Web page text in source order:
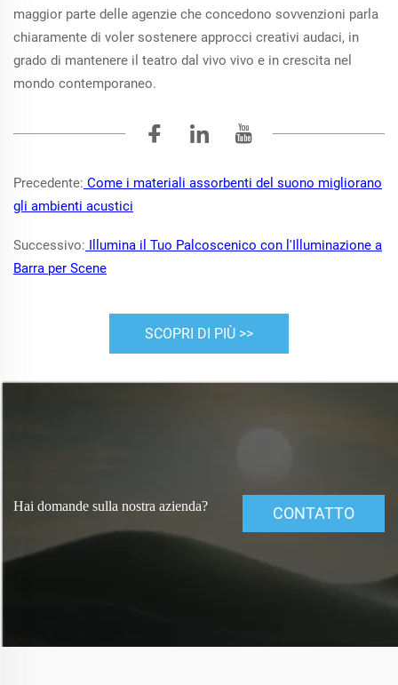
maggior parte delle agenzie che concedono sovvenzioni parla
chiaramente di voler sostenere approcci creativi audaci, in
grado di mantenere il teatro dal vivo vivo e in crescita nel
mondo contemporaneo.
Precedente: Come i materiali assorbenti del suono migliorano
gli ambienti acustici
Successivo: Illumina il Tuo Palcoscenico con l'Illuminazione a
Barra per Scene
SCOPRI DI PIÙ >>
Hai domande sulla nostra azienda? CONTATTO